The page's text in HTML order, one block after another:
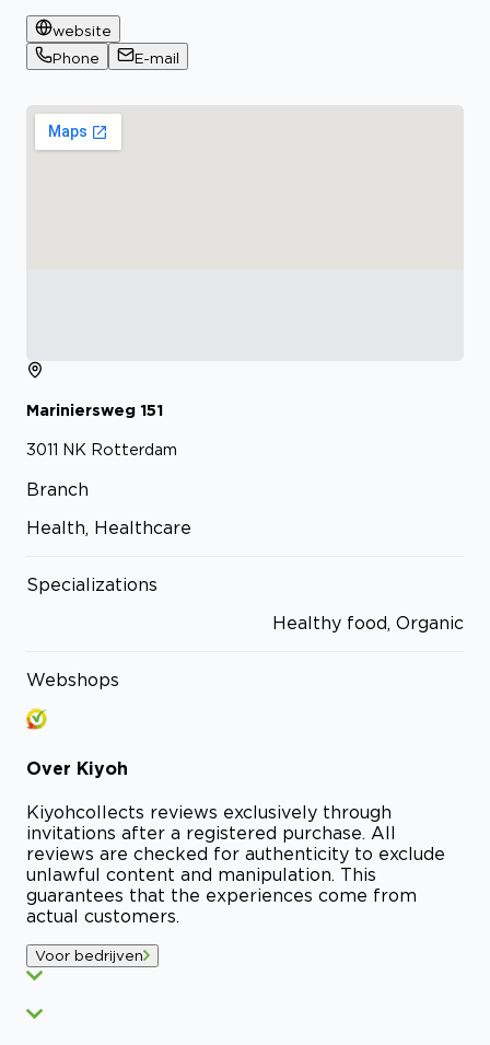
website
Phone
E-mail
Mariniersweg 151
3011 NK Rotterdam
Branch
Health, Healthcare
Specializations
Healthy food, Organic
Webshops
Over Kiyoh
Kiyohcollects reviews exclusively through
invitations after a registered purchase. All
reviews are checked for authenticity to exclude
unlawful content and manipulation. This
guarantees that the experiences come from
actual customers.
Voor bedrijven